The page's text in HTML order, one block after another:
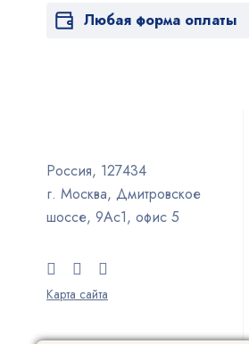
Любая форма оплаты
Россия, 127434
г. Москва, Дмитровское
шоссе, 9Ас1, офис 5
Карта сайта